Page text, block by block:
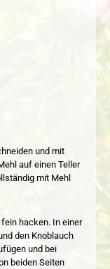
und mit
auf einen Teller
mit Mehl
hacken. In einer
den Knoblauch
und bei
beiden Seiten